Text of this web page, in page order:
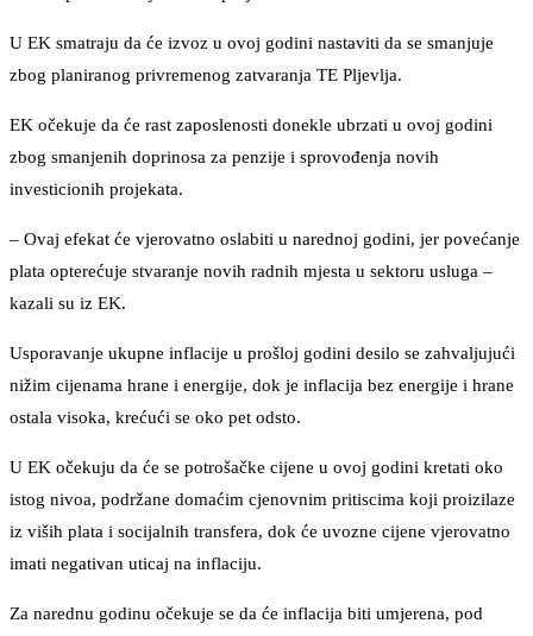
U EK smatraju da će izvoz u ovoj godini nastaviti da se smanjuje
zbog planiranog privremenog zatvaranja TE Pljevlja.
EK očekuje da će rast zaposlenosti donekle ubrzati u ovoj godini
zbog smanjenih doprinosa za penzije i sprovođenja novih
investicionih projekata.
– Ovaj efekat će vjerovatno oslabiti u narednoj godini, jer povećanje
plata opterećuje stvaranje novih radnih mjesta u sektoru usluga –
kazali su iz EK.
Usporavanje ukupne inflacije u prošloj godini desilo se zahvaljujući
nižim cijenama hrane i energije, dok je inflacija bez energije i hrane
ostala visoka, krećući se oko pet odsto.
U EK očekuju da će se potrošačke cijene u ovoj godini kretati oko
istog nivoa, podržane domaćim cjenovnim pritiscima koji proizilaze
iz viših plata i socijalnih transfera, dok će uvozne cijene vjerovatno
imati negativan uticaj na inflaciju.
Za narednu godinu očekuje se da će inflacija biti umjerena, pod